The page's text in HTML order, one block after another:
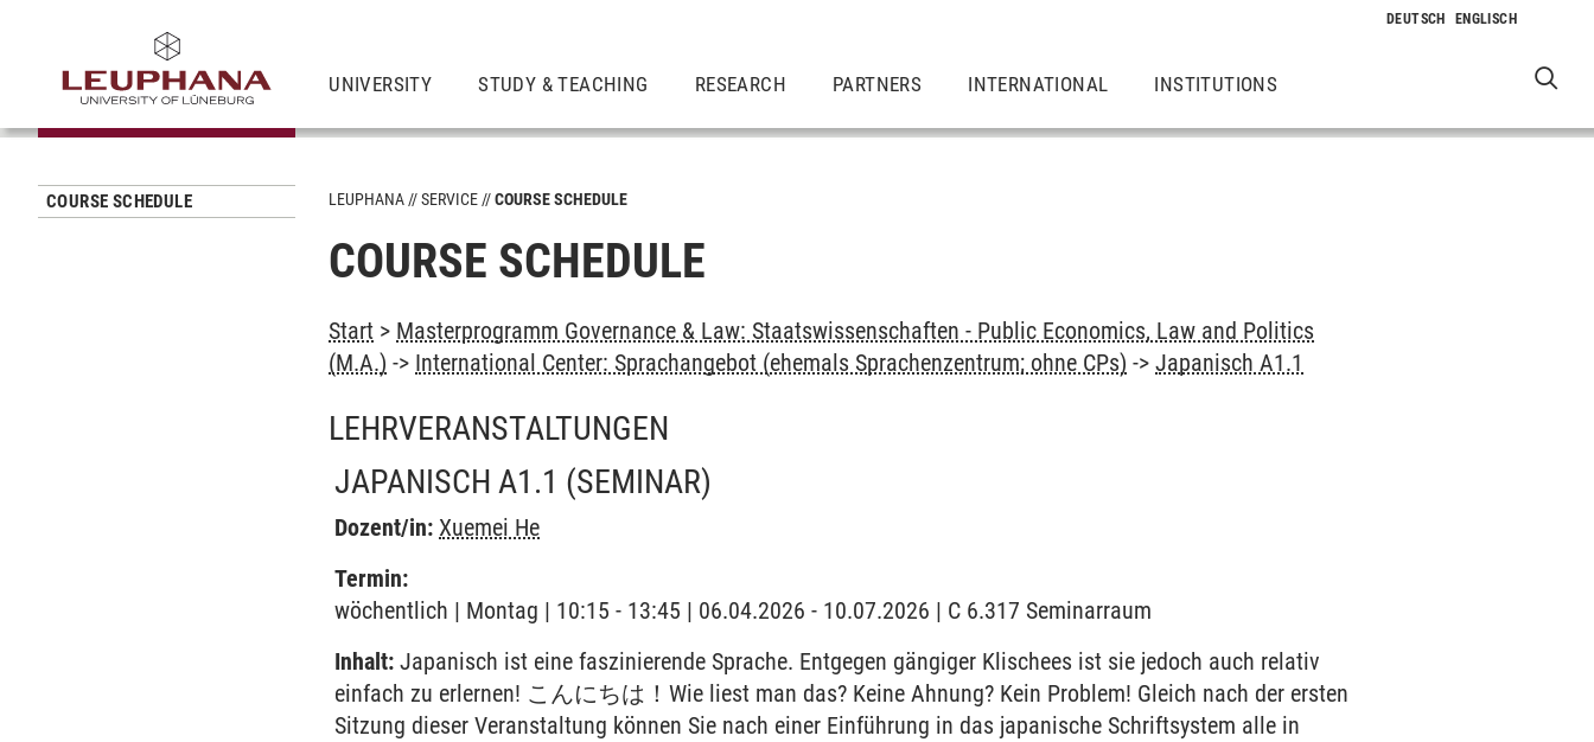
UNIVERSITY STUDY & TEACHING RESEARCH PARTNERS INTERNATIONAL INSTITUTIONS
COURSE SCHEDULE LEUPHANA SERVICE COURSE SCHEDULE
COURSE SCHEDULE
Start > Masterprogramm Governance & Law: Staatswissenschaften - Public Economics, Law and Politics
(M.A.) -> International Center: Sprachangebot (ehemals Sprachenzentrum; ohne CPs) ->Japanisch A1.1
LEHRVERANSTALTUNGEN
JAPANISCH A1.1 (SEMINAR)
Dozent/in: Xuemei He
Termin:
wöchentlich | Montag | 10:15 - 13:45 | 06.04.2026 - 10.07.2026 | C 6.317 Seminarraum
Inhalt: Japanisch ist eine faszinierende Sprache. Entgegen gängiger Klischees ist sie jedoch auch relativ
einfach zu erlernen! こんにちは！Wie liest man das? Keine Ahnung? Kein Problem! Gleich nach der ersten
Sitzung dieser Veranstaltung können Sie nach einer Einführung in das japanische Schriftsystem alle in